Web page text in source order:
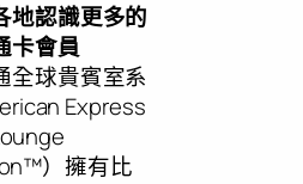
地認識更多的
卡會員
全球貴賓室系
Express
）擁有比